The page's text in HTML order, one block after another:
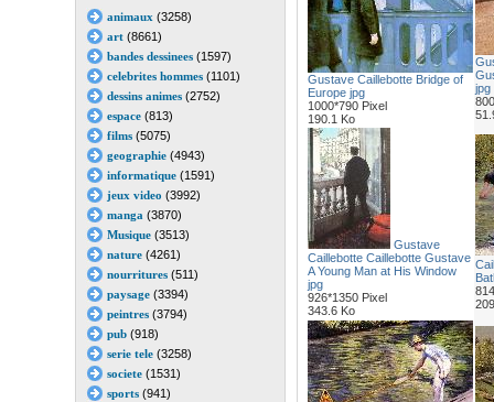
animaux (3258)
art(8661)
bandes dessinees(1597)
celebrites hommes(1101)
dessins animes(2752)
espace(813)
films(5075)
geographie(4943)
informatique(1591)
jeux video (3992)
manga (3870)
Musique(3513)
nature(4261)
nourritures(511)
paysage(3394)
peintres(3794)
pub(918)
serie tele(3258)
societe(1531)
sports(941)
Gustave Caillebotte Bridge of
Europe jpg
1000*790 Pixel
190.1 Ko
jpg
Gustave
Caillebotte Caillebotte Gustave
A Young Man at His Window
jpg
926*1350 Pixel
343.6 Ko